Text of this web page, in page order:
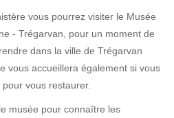
vous pourrez visiter le Musée
- Trégarvan, pour un moment de
dans la ville de Trégarvan
vous accueillera également si vous
vous restaurer.
musée pour connaître les